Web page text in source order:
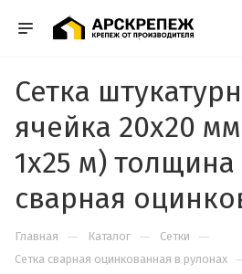
Сетка
ячейка 20х20
1х25 м) толщина
сварная
Главная — Каталог — Сетки —
Сетка сварная оцинкованная в рулонах